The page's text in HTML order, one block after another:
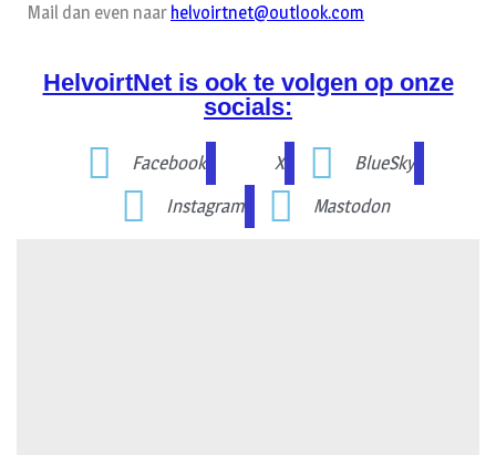
Mail dan even naar helvoirtnet@outlook.com
HelvoirtNet is ook te volgen op onze
socials:
Facebook X
BlueSky
Instagram
Mastodon